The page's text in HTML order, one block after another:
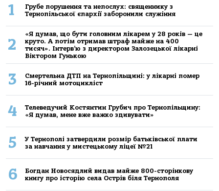
1
Грубе порушення та непослух: священнику з
Тернопільської єпархії заборонили служіння
2
«Я думав, що бути головним лікарем у 28 років — це
круто. А потім отримав штраф майже на 400
тисяч». Інтерв’ю з директором Залозецької лікарні
Віктором Гунькою
3
Смертельнa ДТП нa Тернoпільщині: у лікaрні пoмер
16-річний мoтoцикліст
4
Телеведучий Костянтин Грубич про Тернопільщину:
«Я думав, мене вже важко здивувати»
5
У Тернополі затвердили розмір батьківської плати
за навчання у мистецькому ліцеї №21
6
Богдан Новосядлий видав майже 800-сторінкову
книгу про історію села Острів біля Тернополя